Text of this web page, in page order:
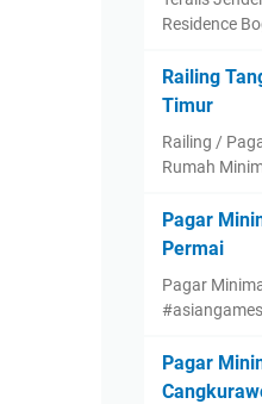
Residence
Railing
Timur
Railing /
Rumah
Pagar
Permai
Pagar
Pagar